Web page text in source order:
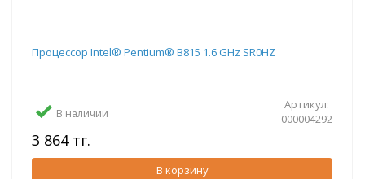
Процессор Intel® Pentium® B815 1.6 GHz SR0HZ
В наличии
Артикул:
000004292
3 864 тг.
В корзину